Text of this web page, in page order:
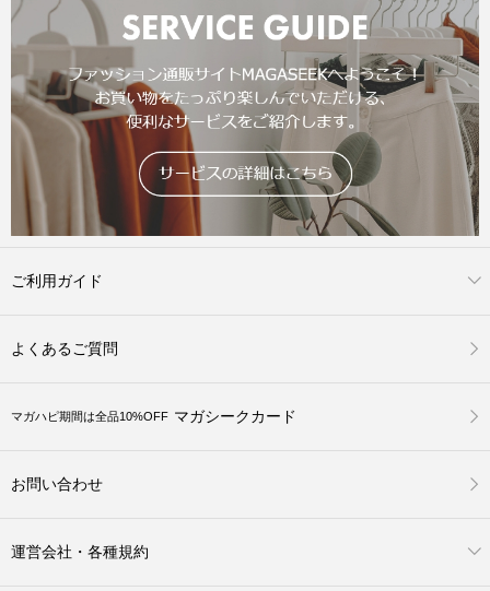
ご利用ガイド
よくあるご質問
マガハピ期間は全品10%OFF マガシークカード
お問い合わせ
運営会社・各種規約